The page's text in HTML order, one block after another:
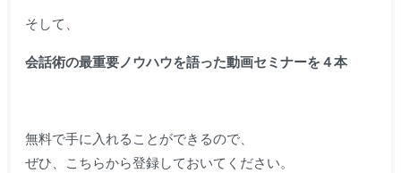
そして、
会話術の最重要ノウハウを語った動画セミナーを４本
無料で手に入れることができるので、
ぜひ、こちらから登録しておいてください。